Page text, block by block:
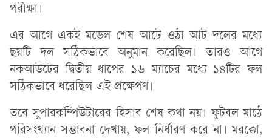
পরীক্ষা।
এর আগে একই মডেল শেষ আটে ওঠা আট দলের মধ্যে
ছয়টি দল সঠিকভাবে অনুমান করেছিল। তারও আগে
নকআউটের দ্বিতীয় ধাপের ১৬ ম্যাচের মধ্যে ১৪টির ফল
সঠিকভাবে ধরেছিল এই প্রক্ষেপণ।
তবে সুপারকম্পিউটারের হিসাব শেষ কথা নয়। ফুটবল মাঠে
পরিসংখ্যান সম্ভাবনা দেখায়, ফল নির্ধারণ করে না। মরক্কো,